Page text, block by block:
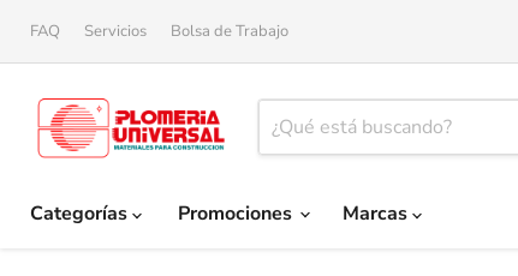
FAQ Servicios Bolsa de Trabajo
Categorías
Promociones Marcas